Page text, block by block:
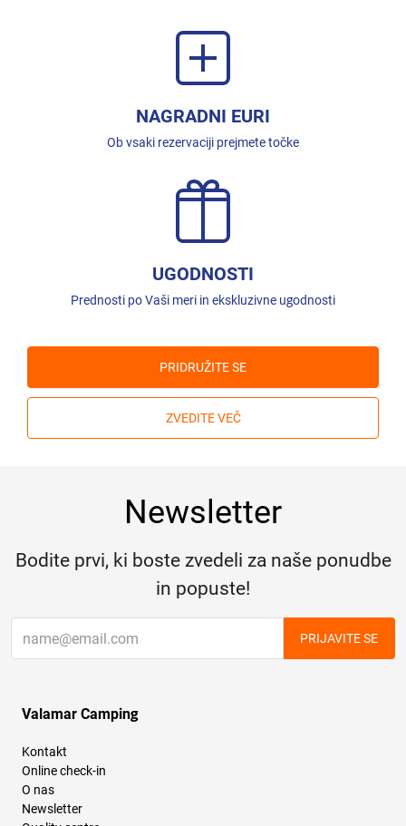
NAGRADNI EURI
Ob vsaki rezervaciji prejmete točke
UGODNOSTI
Prednosti po Vaši meri in ekskluzivne ugodnosti
PRIDRUŽITE SE
ZVEDITE VEČ
Newsletter
Bodite prvi, ki boste zvedeli za naše ponudbe
in popuste!
PRIJAVITE SE
Valamar Camping
Kontakt
Online check-in
O nas
Newsletter